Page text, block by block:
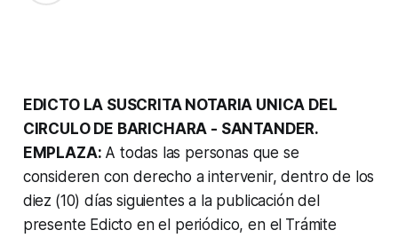
EDICTO LA SUSCRITA NOTARIA UNICA DEL
CIRCULO DE BARICHARA - SANTANDER.
EMPLAZA: A todas las personas que se
consideren con derecho a intervenir, dentro de los
diez (10) días siguientes a la publicación del
presente Edicto en el periódico, en el Trámite